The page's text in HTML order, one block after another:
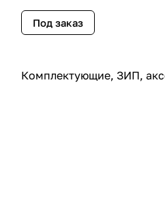
Под заказ
Комплектующие, ЗИП,